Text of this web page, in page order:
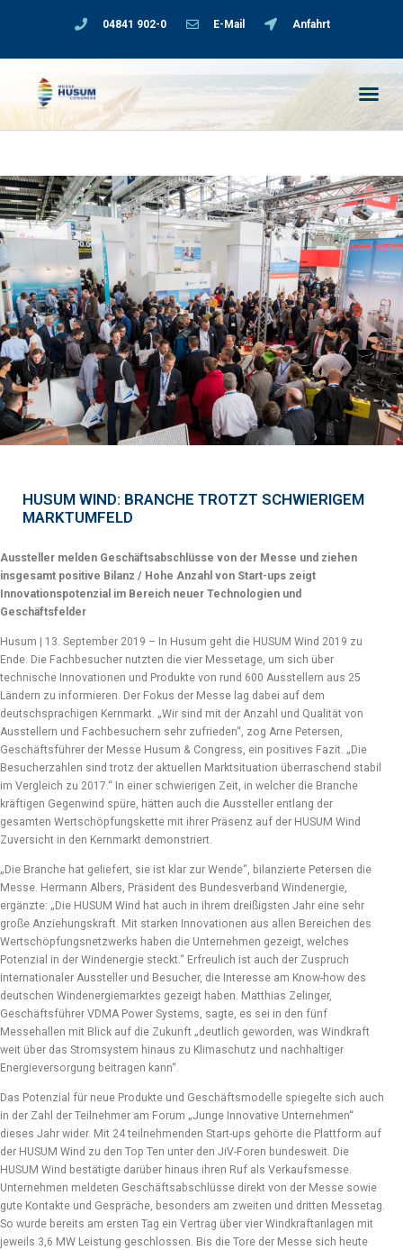
04841 902-0 E-Mail Anfahrt
HUSUM WIND: BRANCHE TROTZT SCHWIERIGEM
MARKTUMFELD
Aussteller melden Geschäftsabschlüsse von der Messe und ziehen
insgesamt positive Bilanz / Hohe Anzahl von Start-ups zeigt
Innovationspotenzial im Bereich neuer Technologien und
Geschäftsfelder
Husum | 13. September 2019 – In Husum geht die HUSUM Wind 2019 zu
Ende. Die Fachbesucher nutzten die vier Messetage, um sich über
technische Innovationen und Produkte von rund 600 Ausstellern aus 25
Ländern zu informieren. Der Fokus der Messe lag dabei auf dem
deutschsprachigen Kernmarkt. „Wir sind mit der Anzahl und Qualität von
Ausstellern und Fachbesuchern sehr zufrieden“, zog Arne Petersen,
Geschäftsführer der Messe Husum & Congress, ein positives Fazit. „Die
Besucherzahlen sind trotz der aktuellen Marktsituation überraschend stabil
im Vergleich zu 2017.“ In einer schwierigen Zeit, in welcher die Branche
kräftigen Gegenwind spüre, hätten auch die Aussteller entlang der
gesamten Wertschöpfungskette mit ihrer Präsenz auf der HUSUM Wind
Zuversicht in den Kernmarkt demonstriert.
„Die Branche hat geliefert, sie ist klar zur Wende“, bilanzierte Petersen die
Messe. Hermann Albers, Präsident des Bundesverband Windenergie,
ergänzte: „Die HUSUM Wind hat auch in ihrem dreißigsten Jahr eine sehr
große Anziehungskraft. Mit starken Innovationen aus allen Bereichen des
Wertschöpfungsnetzwerks haben die Unternehmen gezeigt, welches
Potenzial in der Windenergie steckt.“ Erfreulich ist auch der Zuspruch
internationaler Aussteller und Besucher, die Interesse am Know-how des
deutschen Windenergiemarktes gezeigt haben. Matthias Zelinger,
Geschäftsführer VDMA Power Systems, sagte, es sei in den fünf
Messehallen mit Blick auf die Zukunft „deutlich geworden, was Windkraft
weit über das Stromsystem hinaus zu Klimaschutz und nachhaltiger
Energieversorgung beitragen kann“.
Das Potenzial für neue Produkte und Geschäftsmodelle spiegelte sich auch
in der Zahl der Teilnehmer am Forum „Junge Innovative Unternehmen“
dieses Jahr wider. Mit 24 teilnehmenden Start-ups gehörte die Plattform auf
der HUSUM Wind zu den Top Ten unter den JiV-Foren bundesweit. Die
HUSUM Wind bestätigte darüber hinaus ihren Ruf als Verkaufsmesse.
Unternehmen meldeten Geschäftsabschlüsse direkt von der Messe sowie
gute Kontakte und Gespräche, besonders am zweiten und dritten Messetag.
So wurde bereits am ersten Tag ein Vertrag über vier Windkraftanlagen mit
jeweils 3,6 MW Leistung geschlossen. Bis die Tore der Messe sich heute